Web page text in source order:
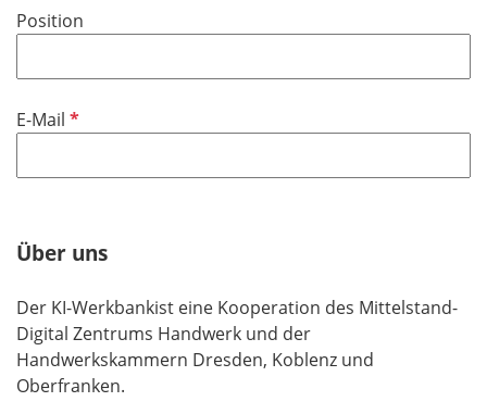
e
d
Position
E-Mail P
l
h
f
e
l
d
Über uns
Der KI-Werkbankist eine Kooperation des Mittelstand-
Digital Zentrums Handwerk und der
Handwerkskammern Dresden, Koblenz und
Oberfranken.